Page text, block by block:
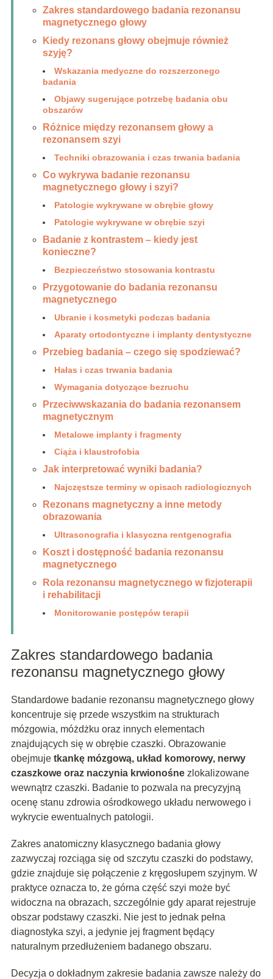
Zakres standardowego badania rezonansu
magnetycznego głowy
Kiedy rezonans głowy obejmuje również
szyję?
Wskazania medyczne do rozszerzonego
badania
Objawy sugerujące potrzebę badania obu
obszarów
Różnice między rezonansem głowy a
rezonansem szyi
Techniki obrazowania i czas trwania badania
Co wykrywa badanie rezonansu
magnetycznego głowy i szyi?
Patologie wykrywane w obrębie głowy
Patologie wykrywane w obrębie szyi
Badanie z kontrastem – kiedy jest
konieczne?
Bezpieczeństwo stosowania kontrastu
Przygotowanie do badania rezonansu
magnetycznego
Ubranie i kosmetyki podczas badania
Aparaty ortodontyczne i implanty dentystyczne
Przebieg badania – czego się spodziewać?
Hałas i czas trwania badania
Wymagania dotyczące bezruchu
Przeciwwskazania do badania rezonansem
magnetycznym
Metalowe implanty i fragmenty
Ciąża i klaustrofobia
Jak interpretować wyniki badania?
Najczęstsze terminy w opisach radiologicznych
Rezonans magnetyczny a inne metody
obrazowania
Ultrasonografia i klasyczna rentgenografia
Koszt i dostępność badania rezonansu
magnetycznego
Rola rezonansu magnetycznego w fizjoterapii
i rehabilitacji
Monitorowanie postępów terapii
Zakres standardowego badania
rezonansu magnetycznego głowy
Standardowe badanie rezonansu magnetycznego głowy
koncentruje się przede wszystkim na strukturach
mózgowia, móżdżku oraz innych elementach
znajdujących się w obrębie czaszki. Obrazowanie
obejmuje tkankę mózgową, układ komorowy, nerwy
czaszkowe oraz naczynia krwionośnezlokalizowane
wewnątrz czaszki. Badanie to pozwala na precyzyjną
ocenę stanu zdrowia ośrodkowego układu nerwowego i
wykrycie ewentualnych patologii.
Zakres anatomiczny klasycznego badania głowy
zazwyczaj rozciąga się od szczytu czaszki do podstawy,
gdzie znajduje się połączenie z kręgosłupem szyjnym. W
praktyce oznacza to, że górna część szyi może być
widoczna na obrazach, szczególnie gdy aparat rejestruje
obszar podstawy czaszki. Nie jest to jednak pełna
diagnostyka szyi, a jedynie jej fragment będący
naturalnym przedłużeniem badanego obszaru.
Decyzja o dokładnym zakresie badania zawsze należy do